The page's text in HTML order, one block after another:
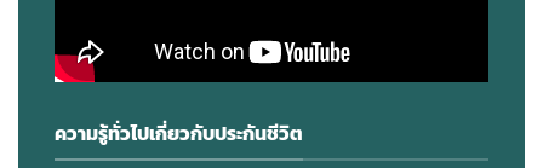
ความรู้ทั่วไปเกี่ยวกับประกันชีวิต